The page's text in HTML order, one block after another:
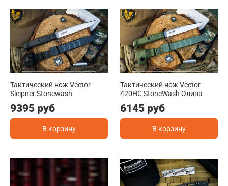
Тактический нож Vector
Sleipner Stonewash
9395 руб
В корзину
Тактический нож Vector
420HC StoneWash Олива
6145 руб
В корзину